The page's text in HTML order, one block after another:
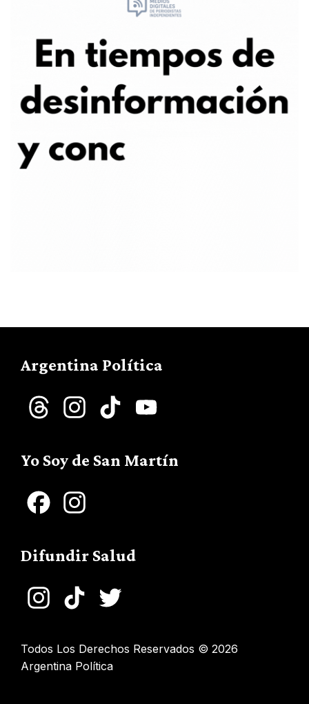
Argentina Política
Threads InstagramTikTok
Yo Soy de San Martín
Facebook
Difundir Salud
InstagramTikTok
Todos Los Derechos Reservados © 2026
Argentina Política